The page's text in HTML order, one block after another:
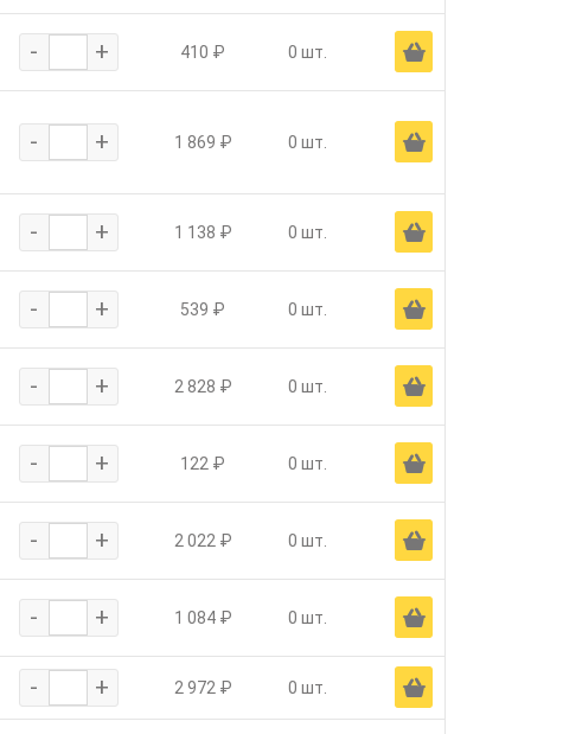
- + 410 ₽ 0 шт. Ä
- + 1 869 ₽ 0 шт. Ä
- + 1 138 ₽ 0 шт. Ä
- + 539 ₽ 0 шт. Ä
- + 2 828 ₽ 0 шт. Ä
- + 122 ₽ 0 шт. Ä
- + 2 022 ₽ 0 шт. Ä
- + 1 084 ₽ 0 шт. Ä
- + 2 972 ₽ 0 шт. Ä